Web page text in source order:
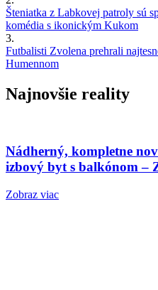
Šteniatka z Labkovej patroly sú
komédia s ikonickým Kukom
3.
Futbalisti Zvolena prehrali
Humennom
Najnovšie reality
Nádherný, kompletne
izbový byt s balkónom –
Zobraz viac